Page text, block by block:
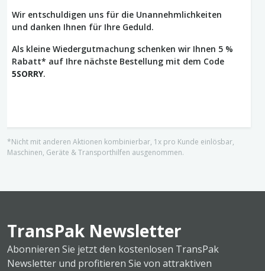
Wir entschuldigen uns für die Unannehmlichkeiten
und danken Ihnen für Ihre Geduld.
Als kleine Wiedergutmachung schenken wir Ihnen 5 %
Rabatt* auf Ihre nächste Bestellung mit dem Code
5SORRY.
*Nicht mit anderen Aktionen kombinierbar, 1x pro Kunde einlösbar,
Maschinen, Geräte & Transporthilfen ausgenommen.
TransPak Newsletter
Abonnieren Sie jetzt den kostenlosen TransPak
Newsletter und profitieren Sie von attraktiven